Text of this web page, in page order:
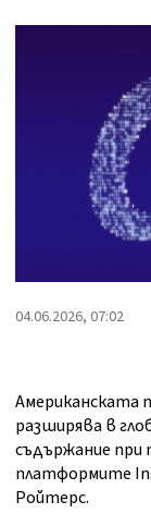
04.06.2026, 07:02
Американската
разширява в
съдържание
платформите
Ройтерс.